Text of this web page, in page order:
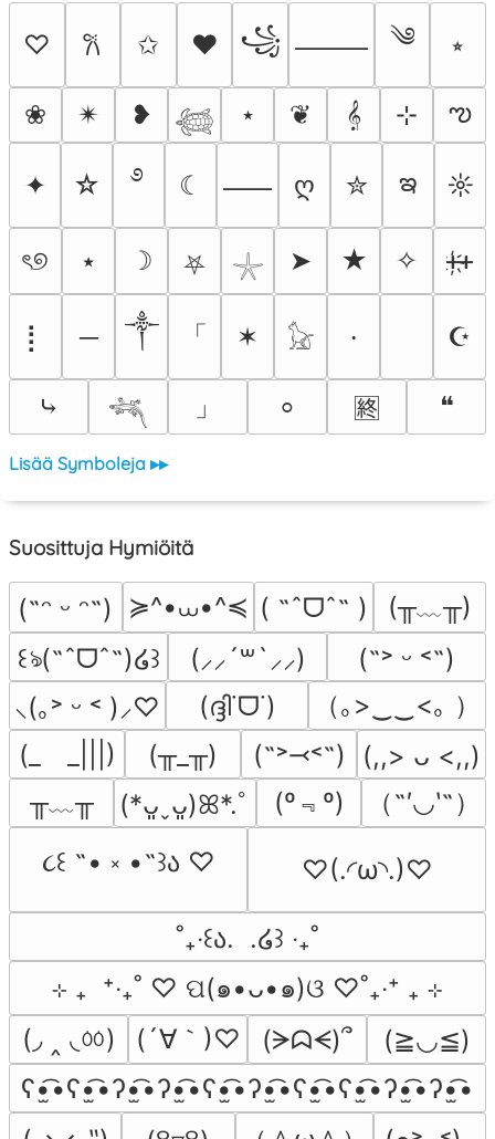
♡ 𐙚 ✩ ♥ ꧁ ⸻ ༄ ⭒
❀ ✴︎ ❥ 𓆉 ⋆ ❦ 𝄞 ⊹ ఌ
✦ ☆ ࿔ ☾ ⸺ ღ ✮ ఇ ☼
ৎ୭ ⭑ ☽ ⛧ 𓇼 ➤ ★ ✧ ᚐ҉ᚐ
⡇ ─ ༒ 「 ✶ 𓃠 ⸱ ☪
⤷ 𓆈 」 ⸰ 🈡 ❝
Lisää Symboleja ▸▸
Suosittuja Hymiöitä
(˶ᵔ ᵕ ᵔ˶) ≽^•⩊•^≼ ( ˶ˆᗜˆ˵ )
(╥﹏╥)
꒰ঌ(˶ˆᗜˆ˵)໒꒱
(⸝⸝´꒳`⸝⸝)
(˶˃ ᵕ ˂˶)
⸜(｡˃ ᵕ ˂ )⸝♡
(ദ്ദി˙ᗜ˙)
（｡>‿‿<｡ ）
(_　_|||)
(╥_╥) (˶˃⤙˂˶)
(,,> ᴗ <,,)
╥﹏╥
(*ᴗ͈ˬᴗ͈)ꕤ*.ﾟ (º﹃º)
（˶′◡‵˶）
૮꒰ ˶• ༝ •˶꒱ა ♡
♡(.◜ω◝.)♡
˚₊‧꒰ა.  .໒꒱ ‧₊˚
⊹ ₊  ⁺‧₊˚ ♡ ପ(๑•ᴗ•๑)ଓ ♡˚₊‧⁺ ₊ ⊹
(◞ ‸ ◟ㆀ)
(´∀｀)♡ (ᗒᗣᗕ)՞
(≧◡≦)
ʕ•̫͡•ʕ•̫͡•ʔ•̫͡•ʔ•̫͡•ʕ•̫͡•ʔ•̫͡•ʕ•̫͡•ʕ•̫͡•ʔ•̫͡•ʔ•̫͡•